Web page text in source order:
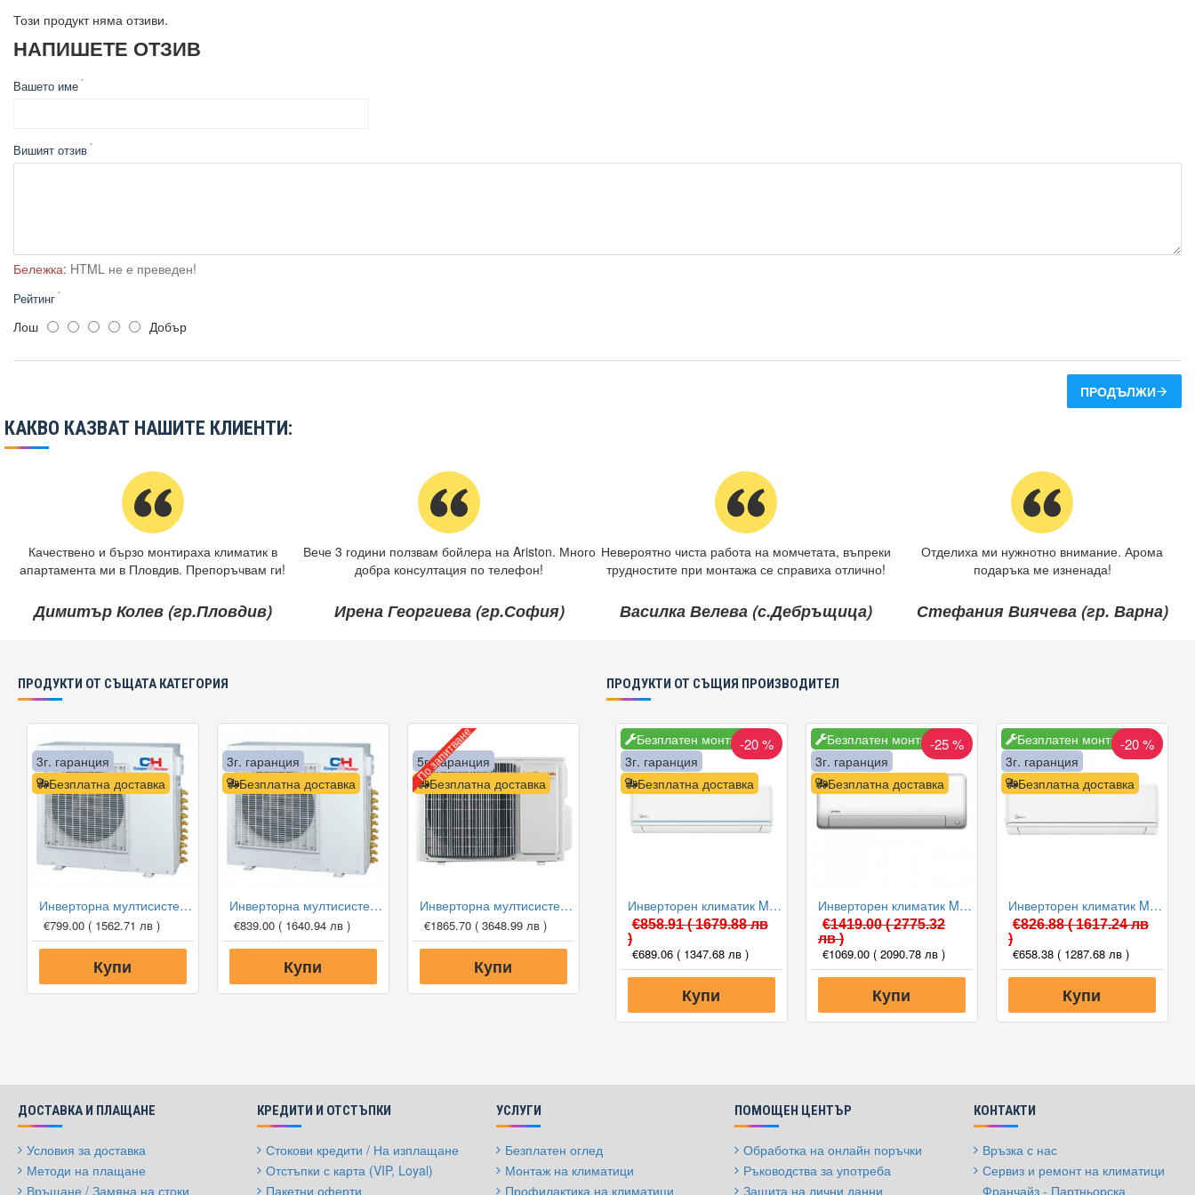
Този продукт няма отзиви.
НАПИШЕТЕ ОТЗИВ
Вашето име
Вишият отзив
Бележка: HTML не е преведен!
Рейтинг
Лош Добър
ПРОДЪЛЖИ
КАКВО КАЗВАТ НАШИТЕ КЛИЕНТИ:
Качествено и бързо монтираха климатик в
апартамента ми в Пловдив. Препоръчвам ги!
Димитър Колев (гр.Пловдив)
Вече 3 години ползвам бойлера на Ariston. Много
добра консултация по телефон!
Ирена Георгиева (гр.София)
Невероятно чиста работа на момчетата, въпреки
трудностите при монтажа се справиха отлично!
Василка Велева (с.Дебръщица)
Отделиха ми нужнотно внимание. Арома
подаръка ме изненада!
Стефания Виячева (гр. Варна)
ПРОДУКТИ ОТ СЪЩАТА КАТЕГОРИЯ
Безплатна доставка
3г. гаранция
Инверторна мултисистема Cooper and Hunter CHML-U14RK2, 14000 BTU, Клас А++
€799.00 ( 1562.71 лв )
Купи
Безплатна доставка
3г. гаранция
Инверторна мултисистема Cooper and Hunter CHML-U18RK2, 18000 BTU, Клас А++
€839.00 ( 1640.94 лв )
Купи
Безплатна доставка
5г. гаранция
По запитване
Инверторна мултисистема Viessmann Vitoclima 300-S С HE 02F3050M2, Клас А++
€1865.70 ( 3648.99 лв )
Купи
ПРОДУКТИ ОТ СЪЩИЯ ПРОИЗВОДИТЕЛ
Безплатен монтаж
Безплатна доставка
3г. гаранция
-20 %
Инверторен климатик Midea AG2Eco-12NXD0-I(B)/AG2Eco-12N8D0-O(B) Xtreme Eco, 12000 BTU, Клас A++
€858.91( 1679.88 лв
)
€689.06 ( 1347.68 лв )
Купи
Безплатен монтаж
Безплатна доставка
3г. гаранция
-25 %
Инверторен климатик Midea MSEPCU-18HRFN8-QRD0GW/MOX430-18HFN8-QRD0GW All Easy Pro Nordic, 18000 BTU, Клас A+++
€1419.00( 2775.32
лв )
€1069.00 ( 2090.78 лв )
Купи
Безплатен монтаж
Безплатна доставка
3г. гаранция
-20 %
Инверторен климатик Midea MA3-12HRDN8-QRD0GW/MA3-12HFN8-QR Prime, 12000 BTU, Клас A++
€826.88( 1617.24 лв
)
€658.38 ( 1287.68 лв )
Купи
ДОСТАВКА И ПЛАЩАНЕ
Условия за доставка
Методи на плащане
Връщане / Замяна на стоки
КРЕДИТИ И ОТСТЪПКИ
Стокови кредити / На изплащане
Отстъпки с карта (VIP, Loyal)
Пакетни оферти
УСЛУГИ
Безплатен оглед
Монтаж на климатици
Профилактика на климатици
ПОМОЩЕН ЦЕНТЪР
Обработка на онлайн поръчки
Ръководства за употреба
Защита на лични данни
КОНТАКТИ
Връзка с нас
Сервиз и ремонт на климатици
Франчайз - Партньорска